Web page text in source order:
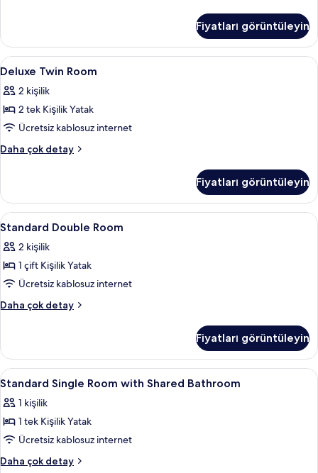
daha
fazla
detay
Fiyatları görüntüleyin
Deluxe
Twin
Room
için
tüm
fotoğrafları
Kaliteli yatak takımı, Select Comfort
21
Deluxe Twin Room
2 kişilik
2 tek Kişilik Yatak
Ücretsiz kablosuz internet
Daha çok detay
Deluxe
daha
fazla
detay
Fiyatları görüntüleyin
Standard
Double
Room
için
tüm
fotoğrafları
Kaliteli yatak takımı, Select Comfort
23
Standard Double Room
2 kişilik
1 çift Kişilik Yatak
Ücretsiz kablosuz internet
Daha çok detay
Standard
daha
fazla
detay
Fiyatları görüntüleyin
Standard
Single
Room
with
Shared
Bathroom
Kaliteli yatak takımı, Select Comfort
17
Standard Single Room with Shared Bathroom
1 kişilik
1 tek Kişilik Yatak
Ücretsiz kablosuz internet
Daha çok detay
Standard